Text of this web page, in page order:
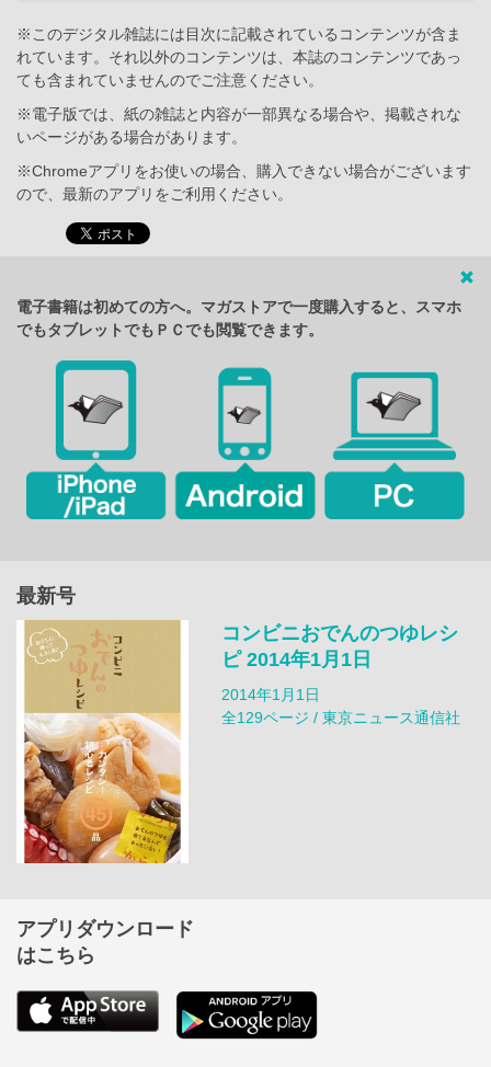
※このデジタル雑誌には目次に記載されているコンテンツが含ま
れています。それ以外のコンテンツは、本誌のコンテンツであっ
ても含まれていませんのでご注意ください。
※電子版では、紙の雑誌と内容が一部異なる場合や、掲載されな
いページがある場合があります。
※Chromeアプリをお使いの場合、購入できない場合がございます
ので、最新のアプリをご利用ください。
電子書籍は初めての方へ。マガストアで一度購入すると、スマホ
でもタブレットでもＰＣでも閲覧できます。
最新号
コンビニおでんのつゆレシ
ピ 2014年1月1日
2014年1月1日
全129ページ / 東京ニュース通信社
アプリダウンロード
はこちら